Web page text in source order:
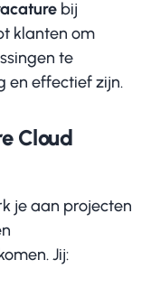
bij
klanten om
te
en effectief zijn.
Cloud
je aan projecten
Jij: